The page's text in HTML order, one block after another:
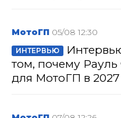
МотоГП 05/08 12:30
ИНТЕРВЬЮ
том, почему
для МотоГП в 2027